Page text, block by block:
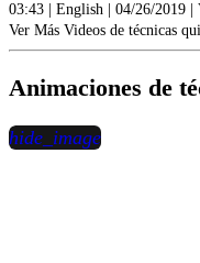
03:43 | English | 04/26/2019
Ver Más Videos de técnicas
Animaciones de
hide_image